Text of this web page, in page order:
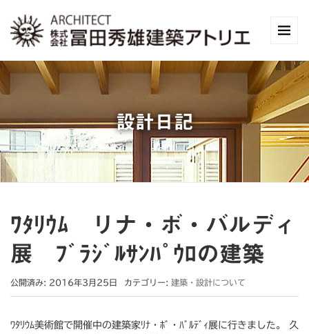
設計日記
ﾜﾀﾘｳﾑ リナ・ボ・バルディ
展 ﾌﾞﾗｼﾞﾙｻﾝﾊﾟｳﾛの建築
公開済み: 2016年3月25日 カテゴリー: 建築・設計について
ﾜﾀﾘｳﾑ美術館で開催中の建築家ﾘﾅ・ﾎﾞ・ﾊﾞﾙﾃﾞｨ展に行きました。 久